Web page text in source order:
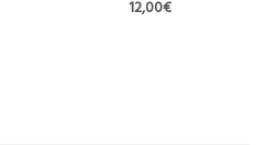
12,00€